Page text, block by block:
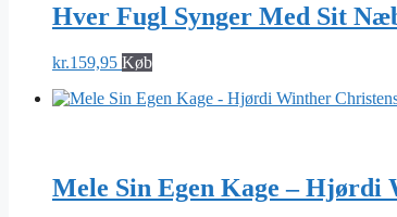
Hver Fugl Synger Med Sit
kr.159,95 Køb
Mele Sin Egen Kage – Hjørdi